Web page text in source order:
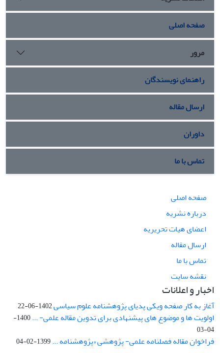
صفحه اصلی
مرور
راهنمای نویسندگان
ارسال مقاله
داوران
تماس با ما
صفحه اصلی
درباره نشریه
اعضای هیات تحریریه
ارسال مقاله
تماس با ما
نقشه سایت
اخبار و اعلانات
آغاز به کار صفحه ویکی پدیای پژوهشنامه علوم سیاسی1402-06-22
اولویت ها و موضوع های پیشنهادی برای تدوین مقاله علمی- ...
1400-
04-03
فراخوان مقاله فصلنامه علمی- پژوهشی «پژوهشنامه ...1399-02-04